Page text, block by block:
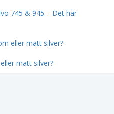
745 & 945 – Det här
eller matt silver?
matt silver?